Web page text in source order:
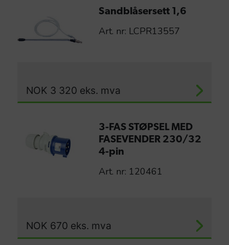
Sandblåsersett 1,6
Art. nr: LCPR13557
NOK 3 320 eks. mva
3-FAS STØPSEL MED
FASEVENDER 230/32
4-pin
Art. nr: 120461
NOK 670 eks. mva